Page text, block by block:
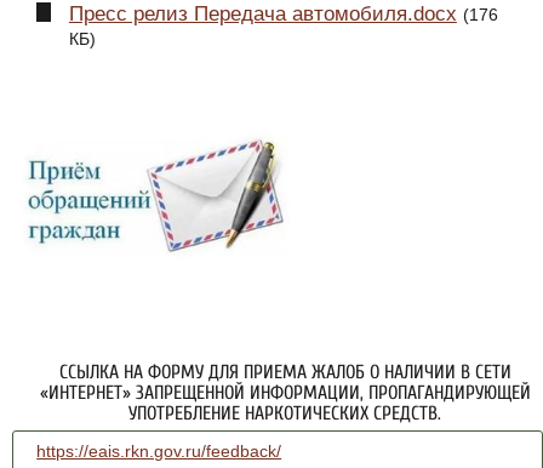
Пресс релиз Передача автомобиля.docx (176
КБ)
ССЫЛКА НА ФОРМУ ДЛЯ ПРИЕМА ЖАЛОБ О НАЛИЧИИ В СЕТИ
«ИНТЕРНЕТ» ЗАПРЕЩЕННОЙ ИНФОРМАЦИИ, ПРОПАГАНДИРУЮЩЕЙ
УПОТРЕБЛЕНИЕ НАРКОТИЧЕСКИХ СРЕДСТВ.
https://eais.rkn.gov.ru/feedback/